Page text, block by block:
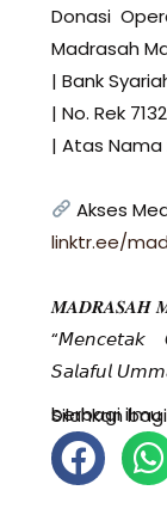
Donasi
Madrasah
| Bank
| No. Rek
| Atas Nama
Akses
linktr.ee/
𝑴𝑨𝑫𝑹𝑨𝑺𝑨𝑯
“𝘔𝘦𝘯𝘤𝘦𝘵𝘢𝘬
𝘚𝘢𝘭𝘢𝘧𝘶𝘭
berbagi ilmu
Silahkan